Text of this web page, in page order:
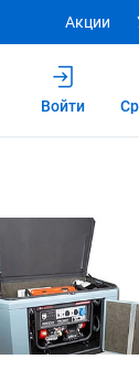
Акции
Войти